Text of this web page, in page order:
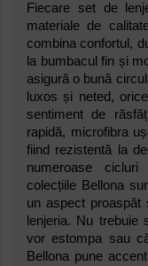
Fiecare set de
materiale de
combina confortul,
la bumbacul fin și
asigură o bună
luxos și neted,
sentiment de
rapidă, microfibra
fiind rezistentă la
numeroase
colecțiile Bellona
un aspect proaspăt
lenjeria. Nu trebuie
vor estompa sau
Bellona pune